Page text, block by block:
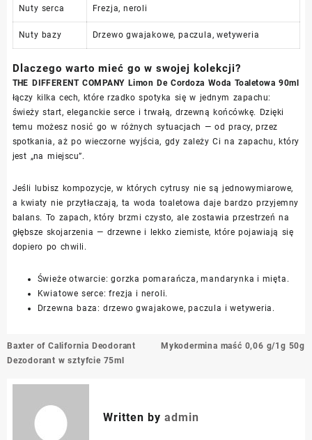
Nuty serca Frezja, neroli
Nuty bazy Drzewo gwajakowe, paczula, wetyweria
Dlaczego warto mieć go w swojej kolekcji?
THE DIFFERENT COMPANY Limon De Cordoza Woda Toaletowa 90ml
łączy kilka cech, które rzadko spotyka się w jednym zapachu:
świeży start, eleganckie serce i trwałą, drzewną końcówkę. Dzięki
temu możesz nosić go w różnych sytuacjach — od pracy, przez
spotkania, aż po wieczorne wyjścia, gdy zależy Ci na zapachu, który
jest „na miejscu”.
Jeśli lubisz kompozycje, w których cytrusy nie są jednowymiarowe,
a kwiaty nie przytłaczają, ta woda toaletowa daje bardzo przyjemny
balans. To zapach, który brzmi czysto, ale zostawia przestrzeń na
głębsze skojarzenia — drzewne i lekko ziemiste, które pojawiają się
dopiero po chwili.
Świeże otwarcie: gorzka pomarańcza, mandarynka i mięta.
Kwiatowe serce: frezja i neroli.
Drzewna baza: drzewo gwajakowe, paczula i wetyweria.
Nawigacja
wpisu
Baxter of California Deodorant
Dezodorant w sztyfcie 75ml
Mykodermina maść 0,06 g/1g 50g
Written by admin